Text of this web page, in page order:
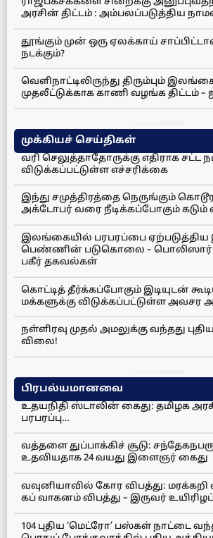
அரசின் திட்டம் : அம்பலப்படுத்திய
தூங்கும் முன் ஒரு ஏலக்காய்
நடக்கும்?
வெளிநாட்டிலிருந்து திரும்பும்
முதலீட்டுக்காக காணி வழங்க திட்டம் –
முக்கியச் செய்திகள்
வரி செலுத்தாதோருக்கு எதிராக சட்ட
விடுக்கப்பட்டுள்ள எச்சரிக்கை
இந்து சமுத்திரத்தை நெருங்கும்
அக்டோபர் வரை நீடிக்கப்போகும் கடும்
இலங்கையில் பரபரப்பை
பெண்ணின் படுகொலை – பொலிஸார்
பகீர் தகவல்கள்
கொட்டித் தீர்க்கப்போகும் இடியுடன்
மக்களுக்கு விடுக்கப்பட்டுள்ள அவசர
நள்ளிரவு முதல் அமலுக்கு வந்தது
விலை!
பிரபல்யமானவை
உதயநிதி ஸ்டாலின் கைது: தமிழக
பரபரப்பு…
வத்தளை துப்பாக்கிச் சூடு:
உதவியதாக 24 வயது இளைஞர் கைது
வவுனியாவில் கோர விபத்து:
கப் வாகனம் விபத்து – இருவர்
104 புதிய ‘மெட்ரோ’ பஸ்கள் நாட்டை